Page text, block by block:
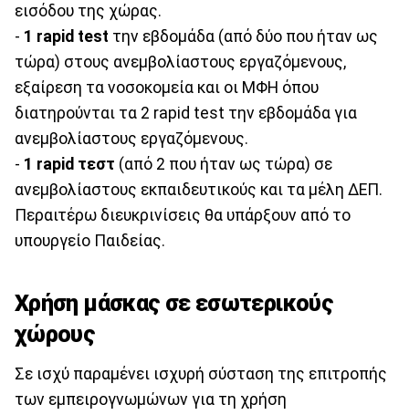
εισόδου της χώρας.
- 1 rapid test την εβδομάδα (από δύο που ήταν ως
τώρα) στους ανεμβολίαστους εργαζόμενους,
εξαίρεση τα νοσοκομεία και οι ΜΦΗ όπου
διατηρούνται τα 2 rapid test την εβδομάδα για
ανεμβολίαστους εργαζόμενους.
- 1 rapid τεστ (από 2 που ήταν ως τώρα) σε
ανεμβολίαστους εκπαιδευτικούς και τα μέλη ΔΕΠ.
Περαιτέρω διευκρινίσεις θα υπάρξουν από το
υπουργείο Παιδείας.
Χρήση μάσκας σε εσωτερικούς
χώρους
Σε ισχύ παραμένει ισχυρή σύσταση της επιτροπής
των εμπειρογνωμώνων για τη χρήση